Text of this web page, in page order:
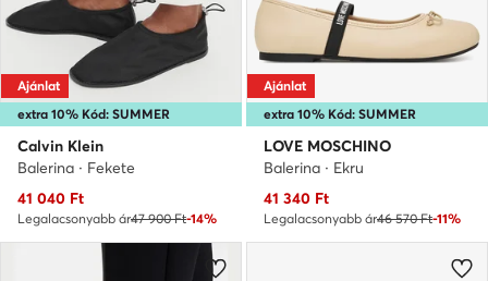
extra 10% Kód: SUMMER
Ajánlat
Calvin Klein
Balerina · Fekete
Aktuális ár
41 040 Ft
Legalacsonyabb ár47 900 Ft-14%
extra 10% Kód: SUMMER
Ajánlat
LOVE MOSCHINO
Balerina · Ekru
Aktuális ár
41 340 Ft
Legalacsonyabb ár46 570 Ft-11%